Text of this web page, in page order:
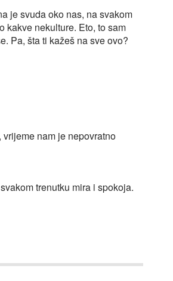
je svuda oko nas, na svakom
kakve nekulture. Eto, to sam
Pa, šta ti kažeš na sve ovo?
nam je nepovratno
trenutku mira i spokoja.